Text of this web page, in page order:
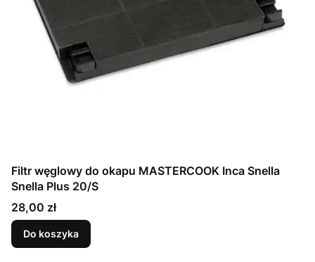
Filtr węglowy do okapu MASTERCOOK Inca Snella
Snella Plus 20/S
Cena
28,00 zł
Do koszyka